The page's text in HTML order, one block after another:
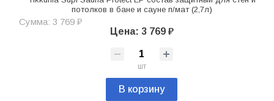
потолков в бане и сауне п/мат (2,7л)
Сумма: 3 769 ₽
Цена: 3 769 ₽
шт
В корзину